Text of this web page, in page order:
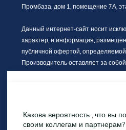
Промбаза, дом 1, помещение 7А,
Данный интернет-сайт носит
характер, и информация,
публичной офертой,
Производитель оставляет за
Изображение продукции может
сделать Вашу работу
Продолжая использовать
Какова вероятность , что вы
своим коллегам и партнерам?